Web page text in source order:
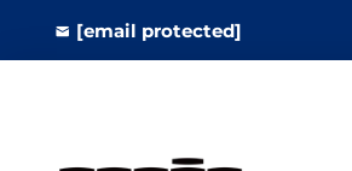
[email protected]